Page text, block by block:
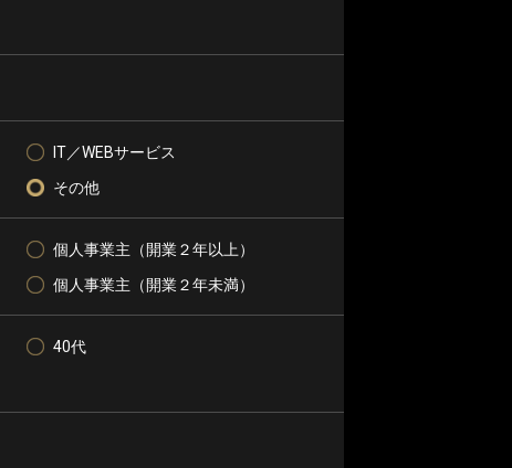
IT／WEBサービス
その他
個人事業主（開業２年以上）
個人事業主（開業２年未満）
40代